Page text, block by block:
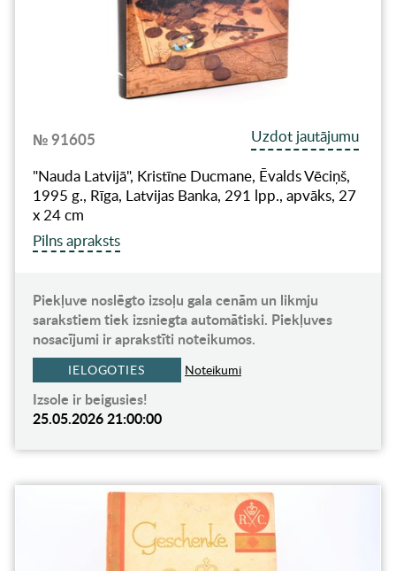
№ 91605
Uzdot jautājumu
"Nauda Latvijā", Kristīne Ducmane, Ēvalds Vēciņš,
1995 g., Rīga, Latvijas Banka, 291 lpp., apvāks, 27
x 24 cm
Pilns apraksts
Piekļuve noslēgto izsoļu gala cenām un likmju
sarakstiem tiek izsniegta automātiski. Piekļuves
nosacījumi ir aprakstīti noteikumos.
IELOGOTIES Noteikumi
Izsole ir beigusies!
25.05.2026 21:00:00